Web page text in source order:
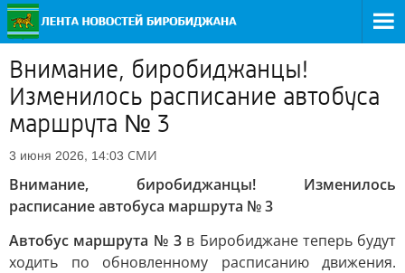
Внимание, биробиджанцы!
Изменилось расписание автобуса
маршрута № 3
3 июня 2026, 14:03 СМИ
Внимание, биробиджанцы! Изменилось
расписание автобуса маршрута № 3
Автобус маршрута № 3 в Биробиджане теперь будут
ходить по обновленному расписанию движения.